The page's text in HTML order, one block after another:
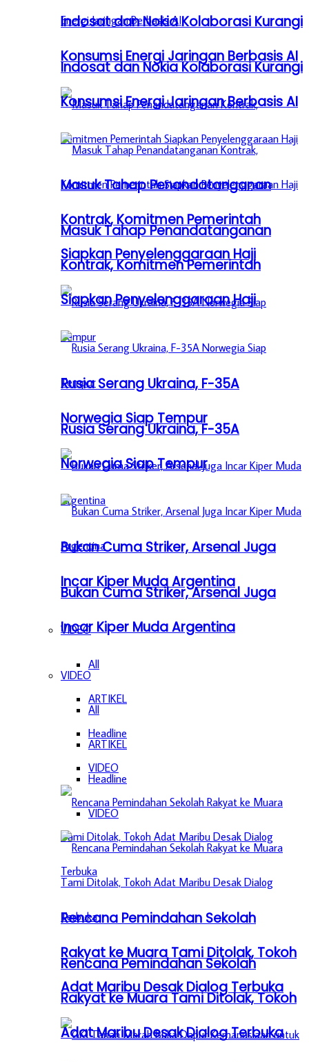
Indosat dan Nokia Kolaborasi Kurangi
Konsumsi Energi Jaringan Berbasis AI
Masuk Tahap Penandatanganan
Kontrak, Komitmen Pemerintah
Siapkan Penyelenggaraan Haji
Rusia Serang Ukraina, F-35A
Norwegia Siap Tempur
Bukan Cuma Striker, Arsenal Juga
Incar Kiper Muda Argentina
VIDEO
All
ARTIKEL
Headline
VIDEO
Rencana Pemindahan Sekolah
Rakyat ke Muara Tami Ditolak, Tokoh
Adat Maribu Desak Dialog Terbuka
Indosat dan Nokia Kolaborasi Kurangi
Konsumsi Energi Jaringan Berbasis AI
Masuk Tahap Penandatanganan
Kontrak, Komitmen Pemerintah
Siapkan Penyelenggaraan Haji
Rusia Serang Ukraina, F-35A
Norwegia Siap Tempur
Bukan Cuma Striker, Arsenal Juga
Incar Kiper Muda Argentina
VIDEO
All
ARTIKEL
Headline
VIDEO
Rencana Pemindahan Sekolah
Rakyat ke Muara Tami Ditolak, Tokoh
Adat Maribu Desak Dialog Terbuka